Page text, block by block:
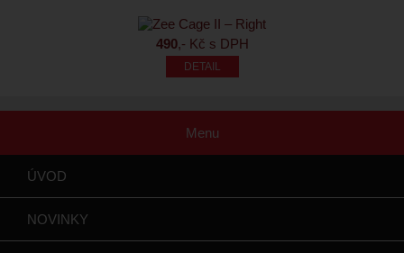
490,- Kč s DPH
Menu
ÚVOD
NOVINKY